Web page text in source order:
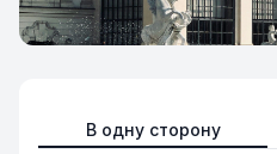
В одну сторону